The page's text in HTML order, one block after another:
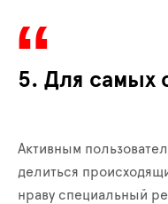
5. Для самых
Активным
делиться
нраву специальный